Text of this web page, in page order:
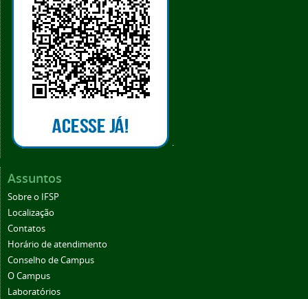
.
Assuntos
Sobre o IFSP
Localização
Contatos
Horário de atendimento
Conselho de Campus
O Campus
Laboratórios